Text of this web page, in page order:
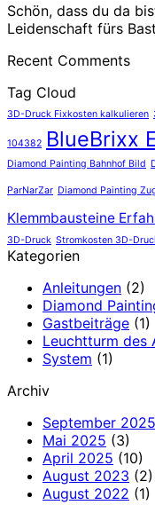
Schön, dass du da
Leidenschaft fürs
Recent Comments
Tag Cloud
3D-Druck Fixkosten kalkulieren
104382 BlueBrixx
Diamond Painting Bahnhof Bild
ParNarZar Diamond Painting
Klemmbausteine
3D-Druck Stromkosten 3D-
Kategorien
Anleitungen (2)
Diamond
Gastbeiträge (1)
Leuchtturm des
System (1)
Archiv
September 2025
Mai 2025 (3)
April 2025 (10)
August 2023 (2)
August 2022 (1)